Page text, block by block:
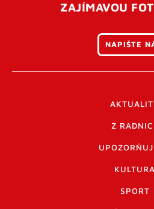
ZAJÍMAVOU
NAPIŠTE
Z
KULTURA
SPORT